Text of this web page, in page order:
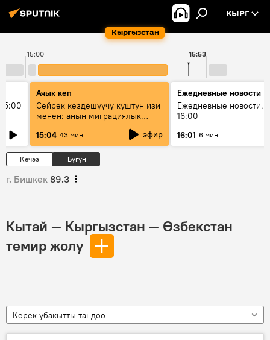
Кыргызстан
КЫРГ
15:00 15:53
Ачык кеп
Сейрек кездешүүчү куштун изи
менен: анын миграциялык
жолу эмнеден кабар берет?
15:04 43 мин эфир
Ежедневные новости
Ежедневные новости.
16:00
16:01 6 мин
Кечээ Бүгүн
г. Бишкек 89.3
Кытай — Кыргызстан — Өзбекстан
темир жолу
Керек убакытты тандоо